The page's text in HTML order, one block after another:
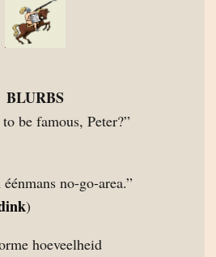
BLURBS
be famous, Peter?”
no-go-area.”
)
hoeveelheid